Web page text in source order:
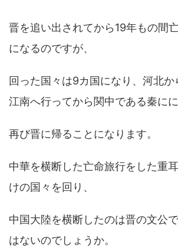
晋を追い出されてから19年もの間
になるのですが、
回った国々は9カ国になり、河北か
江南へ行ってから関中である秦にに
再び晋に帰ることになります。
中華を横断した亡命旅行をした重
けの国々を回り、
中国大陸を横断したのは晋の文公
はないのでしょうか。